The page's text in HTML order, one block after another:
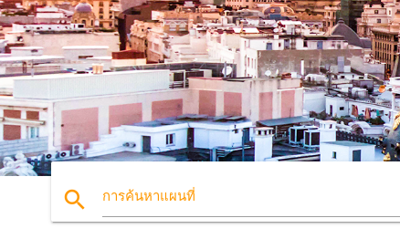
search การค้นหาแผนที่